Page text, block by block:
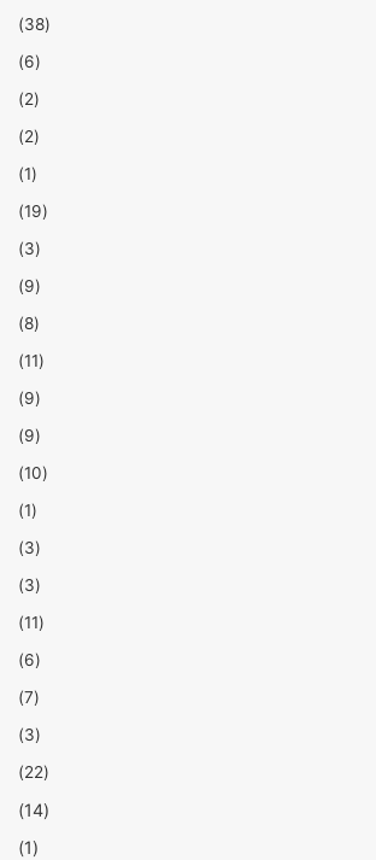
(38)
(6)
(2)
(2)
(1)
(19)
(3)
(9)
(8)
(11)
(9)
(9)
(10)
(1)
(3)
(3)
(11)
(6)
(7)
(3)
(22)
(14)
(1)